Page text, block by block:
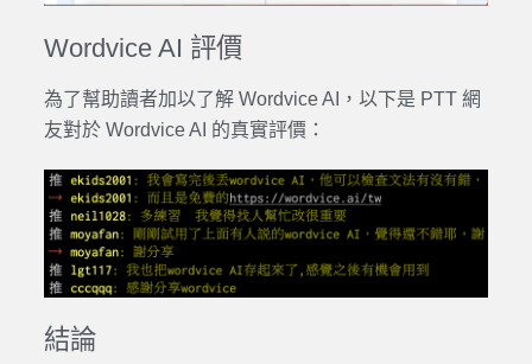
Wordvice AI 評價
為了幫助讀者加以了解 Wordvice AI
，以下是 PTT 網
友對於 Wordvice AI 的真實評價 ：
結論